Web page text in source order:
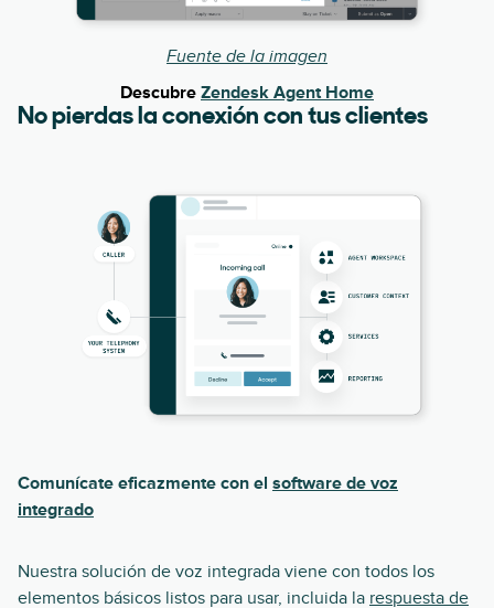
Fuente de la imagen
Descubre Zendesk Agent Home
No pierdas la conexión con tus clientes
Comunícate eficazmente con el software de voz
integrado
Nuestra solución de voz integrada viene con todos los
elementos básicos listos para usar, incluida la respuesta de